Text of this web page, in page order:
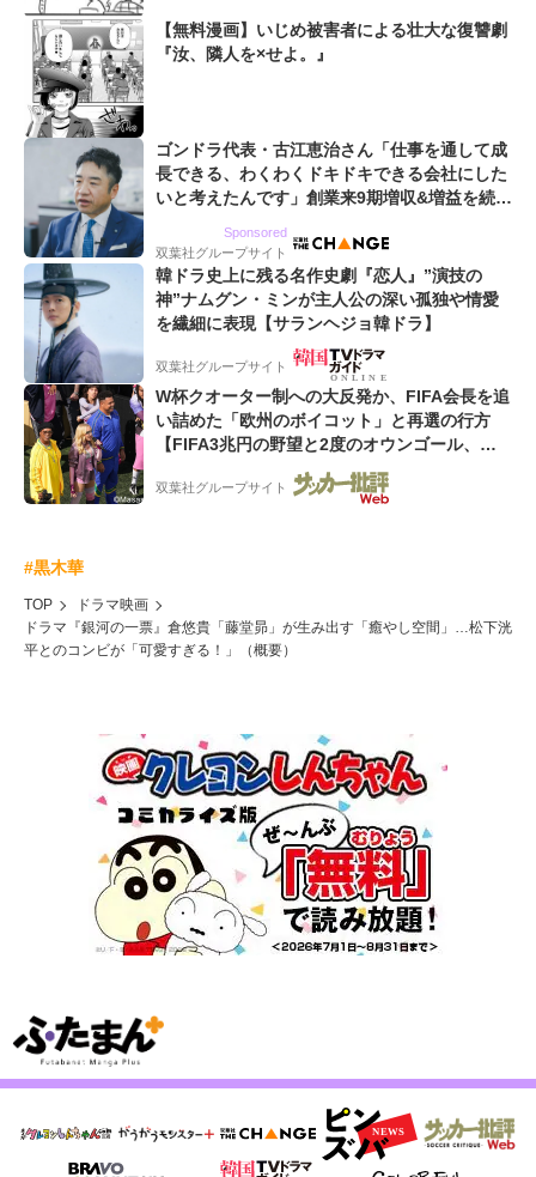
【無料漫画】いじめ被害者による壮大な復讐劇
『汝、隣人を×せよ。』
ゴンドラ代表・古江恵治さん「仕事を通して成
長できる、わくわくドキドキできる会社にした
いと考えたんです」創業来9期増収&増益を続け
Sponsored
双葉社グループサイト
韓ドラ史上に残る名作史劇『恋人』”演技の
神”ナムグン・ミンが主人公の深い孤独や情愛
を繊細に表現【サランヘジョ韓ドラ】
双葉社グループサイト
W杯クオーター制への大反発か、FIFA会長を追
い詰めた「欧州のボイコット」と再選の行方
【FIFA3兆円の野望と2度のオウンゴール、来
双葉社グループサイト
#黒木華
TOP
ドラマ映画
ドラマ『銀河の一票』倉悠貴「藤堂昴」が生み出す「癒やし空間」…松下洸
平とのコンビが「可愛すぎる！」（概要）